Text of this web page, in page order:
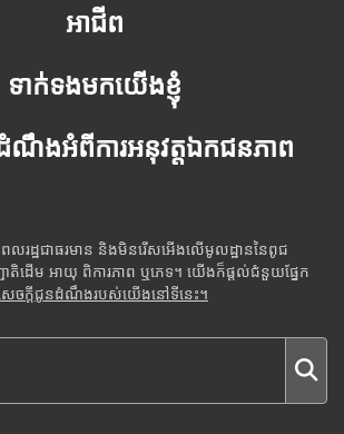
អាជីព
ទាក់ទងមកយើងខ្ញុំ
ណឹងអំពីការអនុវត្តឯកជនភាព
ពលរដ្ឋជាធរមាន និងមិនរើសអើងលើមូលដ្ឋាននៃពូជ
ើម អាយុ ពិការភាព ឬភេទ។ យើងក៏ផ្តល់ជំនួយផ្នែក
េចក្តីជូនដំណឹងរបស់យើងនៅទីនេះ។